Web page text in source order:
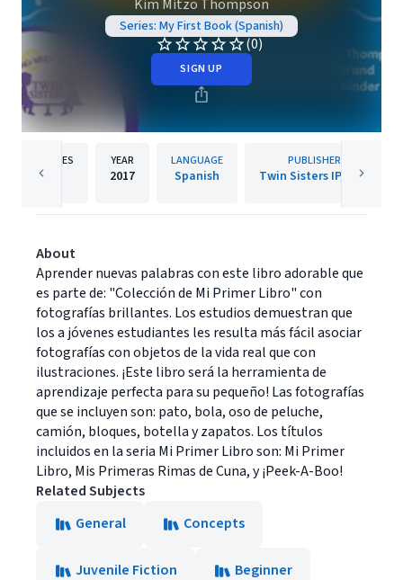
Kim Mitzo Thompson
Series: My First Book (Spanish)
(0)
SIGN UP
PAGES YEAR
2017
LANGUAGE
Spanish
PUBLISHER
Twin Sisters IP, LLC.
About
Aprender nuevas palabras con este libro adorable que
es parte de: "Colección de Mi Primer Libro" con
fotografías brillantes. Los estudios demuestran que
los a jóvenes estudiantes les resulta más fácil asociar
fotografías con objetos de la vida real que con
ilustraciones. ¡Este libro será la herramienta de
aprendizaje perfecta para su pequeño! Las fotografías
que se incluyen son: pato, bola, oso de peluche,
camión, bloques, botella y zapatos. Los títulos
incluidos en la seria Mi Primer Libro son: Mi Primer
Libro, Mis Primeras Rimas de Cuna, y ¡Peek-A-Boo!
Related Subjects
General
Concepts
Juvenile Fiction Beginner